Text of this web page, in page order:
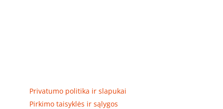
Privatumo politika ir slapukai
Pirkimo taisyklės ir sąlygos